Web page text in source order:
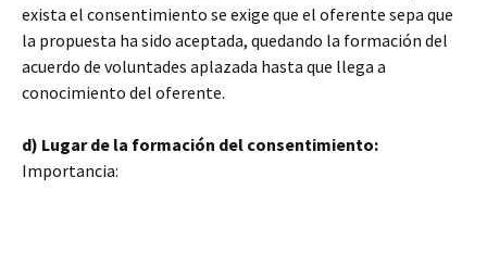
exista el consentimiento se exige que el oferente sepa que
la propuesta ha sido aceptada, quedando la formación del
acuerdo de voluntades aplazada hasta que llega a
conocimiento del oferente.
d) Lugar de la formación del consentimiento:
Importancia: